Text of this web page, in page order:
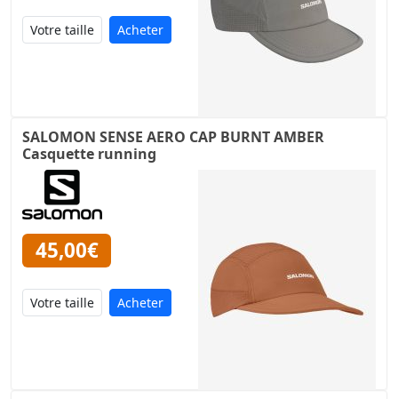
Acheter
SALOMON SENSE AERO CAP BURNT AMBER
Casquette running
45,00€
Acheter